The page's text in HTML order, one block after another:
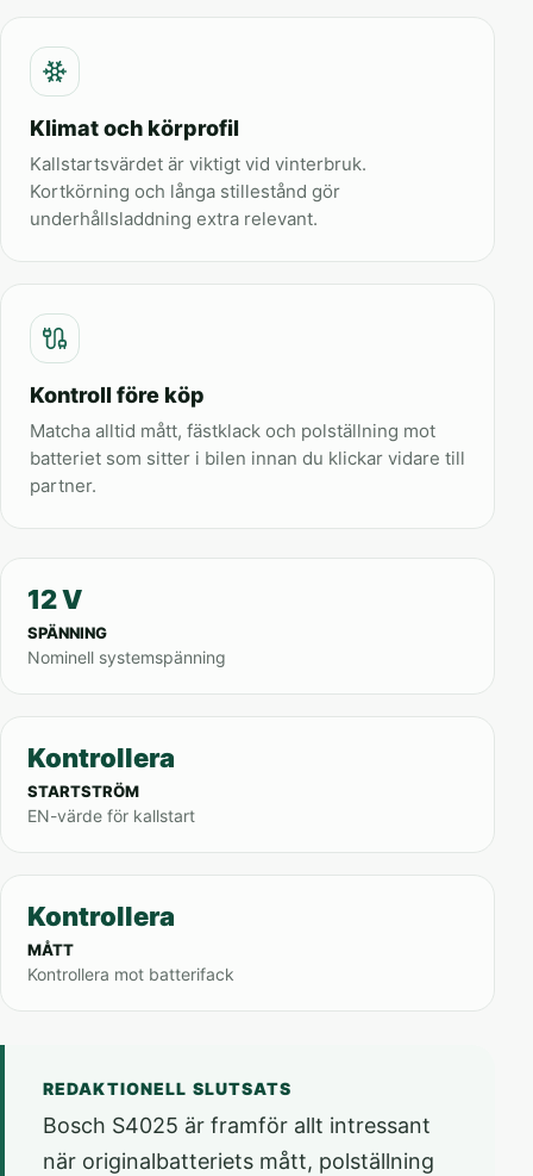
Klimat och körprofil
Kallstartsvärdet är viktigt vid vinterbruk.
Kortkörning och långa stillestånd gör
underhållsladdning extra relevant.
Kontroll före köp
Matcha alltid mått, fästklack och polställning mot
batteriet som sitter i bilen innan du klickar vidare till
partner.
12 V
SPÄNNING
Nominell systemspänning
Kontrollera
STARTSTRÖM
EN-värde för kallstart
Kontrollera
MÅTT
Kontrollera mot batterifack
REDAKTIONELL SLUTSATS
Bosch S4025 är framför allt intressant
när originalbatteriets mått, polställning